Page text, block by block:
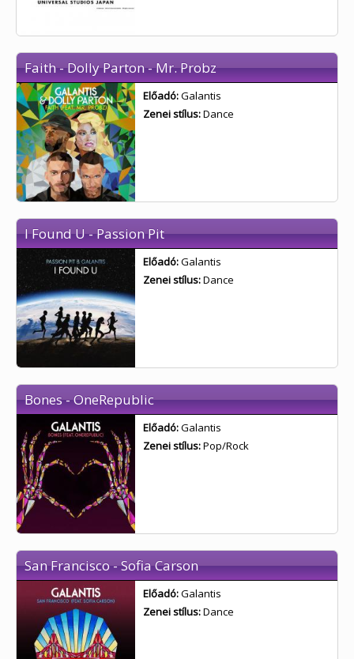
Faith - Dolly Parton - Mr. Probz
Előadó:Galantis
Zenei stílus:Dance
I Found U - Passion Pit
Előadó:Galantis
Zenei stílus:Dance
Bones - OneRepublic
Előadó:Galantis
Zenei stílus:Pop/Rock
San Francisco - Sofia Carson
Előadó:Galantis
Zenei stílus:Dance